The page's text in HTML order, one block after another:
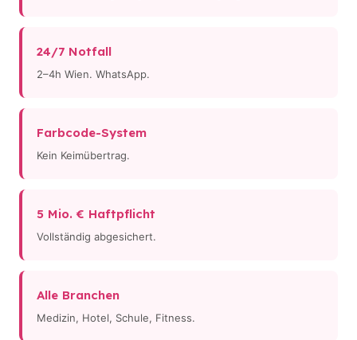
24/7 Notfall
2–4h Wien. WhatsApp.
Farbcode-System
Kein Keimübertrag.
5 Mio. € Haftpflicht
Vollständig abgesichert.
Alle Branchen
Medizin, Hotel, Schule, Fitness.